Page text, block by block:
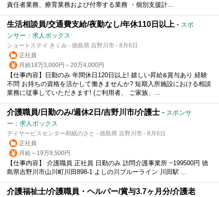
責任者業務、療育業務および付帯する業務 ・個別支援計...
生活相談員/交通費支給/夜勤なし/年休110日以上 - スポ
ンサー：求人ボックス
ショートステイ きくみ - 徳島県 吉野川市 - 8月6日
正社員
月給18万3,000円～20万4,000円
【仕事内容】日勤のみ 年間休日120日以上! 嬉しい昇給&賞与あり 経験
不問 お持ちの資格を活かして働きませんか? 短期入所施設における相談
業務に従事していただきます! (ご利用者、 ご家族、...
介護職員/日勤のみ/週休2日/吉野川市/介護士 - スポンサ
ー：求人ボックス
デイサービスセンター和紙のさと - 徳島県 吉野川市 - 8月6日
正社員
月給～19万9,500円
【仕事内容】 介護職員 正社員 日勤のみ 訪問介護事業所 ~199500円 徳
島県吉野川市山川町川田898-1 よしの川ブルーライン 川田駅 ...
介護福祉士/介護職員・ヘルパー/賞与3.7ヶ月分/介護老